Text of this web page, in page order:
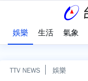
娛樂 生活 氣象
TTV NEWS 娛樂